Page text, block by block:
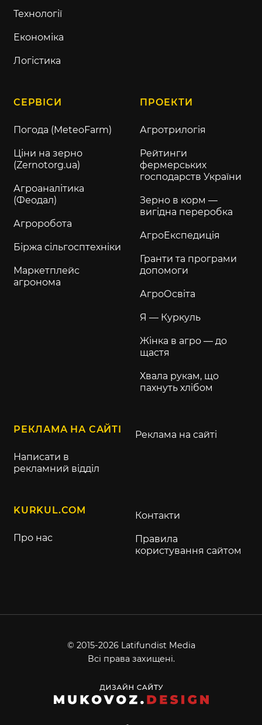
Технології
Економіка
Логістика
СЕРВІСИ
Погода (MeteoFarm)
Ціни на зерно
(Zernotorg.ua)
Агроаналітика
(Феодал)
Агроробота
Біржа сільгосптехніки
Маркетплейс
агронома
ПРОЕКТИ
Агротрилогія
Рейтинги
фермерських
господарств України
Зерно в корм —
вигідна переробка
АгроЕкспедиція
Гранти та програми
допомоги
АгроОсвіта
Я — Куркуль
Жінка в агро — до
щастя
Хвала рукам, що
пахнуть хлібом
РЕКЛАМА НА САЙТІ
Написати в
рекламний відділ
Реклама на сайті
KURKUL.COM
Про нас
Контакти
Правила
користування сайтом
© 2015-2026 Latifundist Media
Всі права захищені.